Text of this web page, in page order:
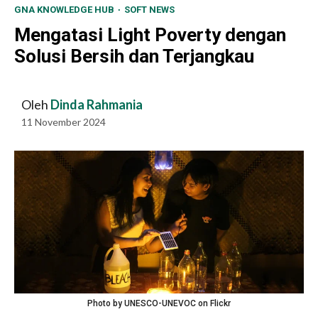
GNA KNOWLEDGE HUB SOFT NEWS
Mengatasi Light Poverty dengan
Solusi Bersih dan Terjangkau
Oleh Dinda Rahmania
11 November 2024
Photo by UNESCO-UNEVOC on Flickr